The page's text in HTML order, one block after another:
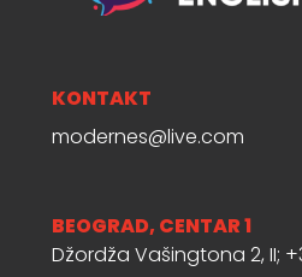
KONTAKT
modernes@live.com
BEOGRAD, CENTAR 1
Džordža Vašingtona 2, II;